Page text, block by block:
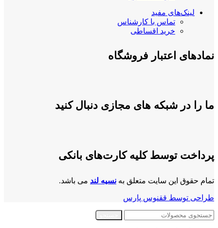
لینک‌های مفید
تماس با کارشناس
خرید اقساطی
نمادهای اعتبار فروشگاه
ما را در شبکه های مجازی دنبال کنید
پرداخت توسط کلیه کارت‌های بانکی
تمام حقوق این سایت متعلق به نسیه لند می باشد.
طراحی توسط ققنوس پارس